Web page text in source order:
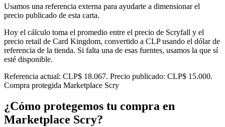
Usamos una referencia externa para ayudarte a dimensionar el
precio publicado de esta carta.
Hoy el cálculo toma el promedio entre el precio de Scryfall y el
precio retail de Card Kingdom, convertido a CLP usando el dólar de
referencia de la tienda. Si falta una de esas fuentes, usamos la que sí
esté disponible.
Referencia actual: CLP$ 18.067. Precio publicado: CLP$ 15.000.
Compra protegida Marketplace Scry
¿Cómo protegemos tu compra en
Marketplace Scry?